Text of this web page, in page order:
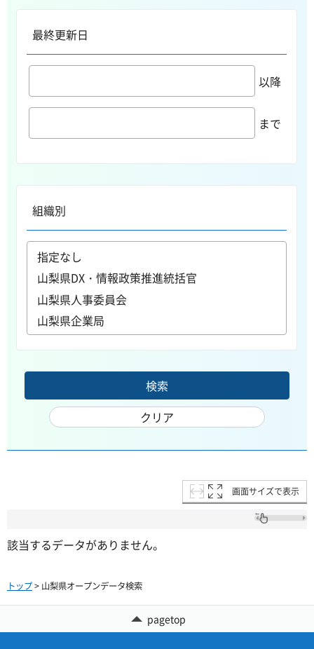
最終更新日
以降
まで
組織別
画面サイズで表示
該当するデータがありません。
トップ> 山梨県オープンデータ検索
pagetop